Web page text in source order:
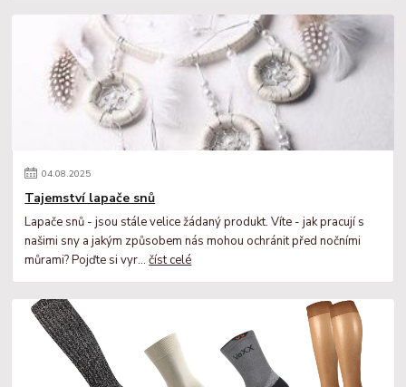
04.08.2025
Tajemství lapače snů
Lapače snů - jsou stále velice žádaný produkt. Víte - jak pracují s
našimi sny a jakým způsobem nás mohou ochránit před nočními
můrami? Pojďte si vyr...číst celé